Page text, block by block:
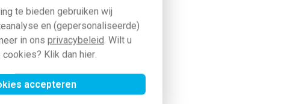
te bieden gebruiken wij
en (gepersonaliseerde)
in ons privacybeleid. Wilt u
Klik dan hier.
accepteren